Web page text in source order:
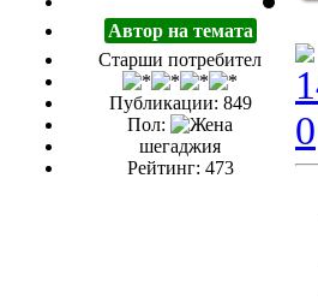
Автор на темата
Старши потребител
Публикации: 849
Пол:
шегаджия
Рейтинг: 473